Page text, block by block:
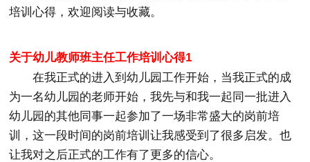
培训心得，欢迎阅读与收藏。
关于幼儿教师班主任工作培训心得1
在我正式的进入到幼儿园工作开始，当我正式的成
为一名幼儿园的老师开始，我先与和我一起同一批进入
幼儿园的其他同事一起参加了一场非常盛大的岗前培
训，这一段时间的岗前培训让我感受到了很多启发。也
让我对之后正式的工作有了更多的信心。